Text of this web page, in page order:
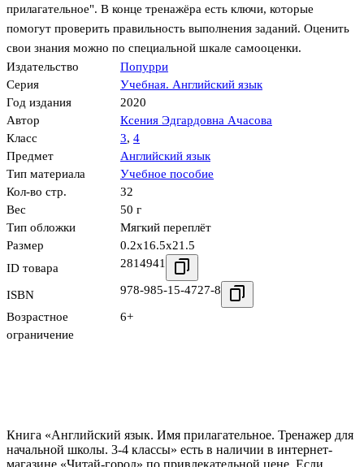
прилагательное". В конце тренажёра есть ключи, которые
помогут проверить правильность выполнения заданий. Оценить
свои знания можно по специальной шкале самооценки.
Издательство
Попурри
Серия
Учебная. Английский язык
Год издания
2020
Автор
Ксения Эдгардовна Ачасова
Класс
3, 4
Предмет
Английский язык
Тип материала
Учебное пособие
Кол-во стр.
32
Вес
50 г
Тип обложки
Мягкий переплёт
Размер
0.2x16.5x21.5
ID товара
2814941
ISBN 978-985-15-4727-8
Возрастное
ограничение
6+
Книга «Английский язык. Имя прилагательное. Тренажер для
начальной школы. 3-4 классы» есть в наличии в интернет-